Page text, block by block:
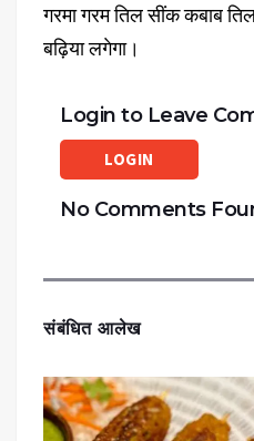
गरमा गरम तिल सींक कबाब
बढ़िया लगेगा।
Login to Leave
LOGIN
No Comments
संबंधित आलेख